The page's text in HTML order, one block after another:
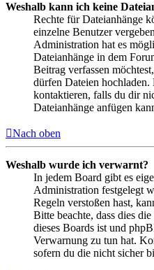
Weshalb kann ich keine
Rechte für Dateianhänge
einzelne Benutzer
Administration hat es
Dateianhänge in dem
Beitrag verfassen
dürfen Dateien
kontaktieren, falls du dir
Dateianhänge anfügen
Nach oben
Weshalb wurde ich verwarnt?
In jedem Board gibt es
Administration festgelegt
Regeln verstoßen hast,
Bitte beachte, dass dies
dieses Boards ist und
Verwarnung zu tun hat.
sofern du die nicht sicher